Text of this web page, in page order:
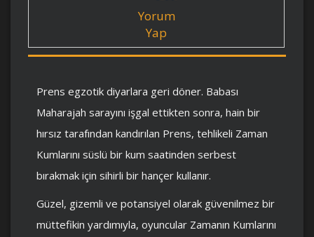
Yorum
Yap
Prens egzotik diyarlara geri döner. Babası
Maharajah sarayını işgal ettikten sonra, hain bir
hırsız tarafından kandırılan Prens, tehlikeli Zaman
Kumlarını süslü bir kum saatinden serbest
bırakmak için sihirli bir hançer kullanır.
Güzel, gizemli ve potansiyel olarak güvenilmez bir
müttefikin yardımıyla, oyuncular Zamanın Kumlarını